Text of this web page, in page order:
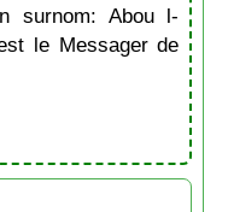
surnom: Abou l-
le Messager de